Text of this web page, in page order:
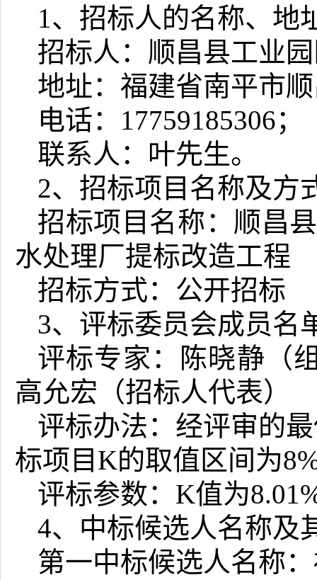
1、招标人的名称、地
招标人：顺昌县工业
地址：福建省南平市
电话： 17759185306；
联系人：叶先生。
2、招标项目名称及方
招标项目名称：顺昌
水处理厂提标改造工程
招标方式：公开招标
3、评标委员会成员名
评标专家：陈晓静（
高允宏（招标人代表）
评标办法：经评审的
标项目K的取值区间为
评标参数：K值为
4、中标候选人名称及
第一中标候选人名称